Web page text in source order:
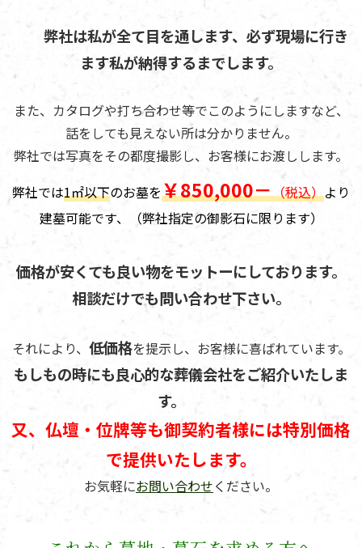
弊社は私が全て目を通します、必ず現場に行き
ます私が納得するまでします。
また、カタログや打ち合わせ等でこのようにしますなど、
話をしても見えない所は分かりません。
弊社では写真をその都度撮影し、お客様にお渡しします。
弊社では1㎡以下のお墓を￥850,000－（税込）より
建墓可能です、（弊社指定の御影石に限ります）
価格が安くても良い物をモットーにしております。
相談だけでも問い合わせ下さい。
それにより、 低価格を提示し、お客様に喜ばれています。
もしもの時にも良心的な葬儀会社をご紹介いたしま
す。
又、仏壇・位牌等も御契約者様には特別価格
で提供いたします。
お気軽にお問い合わせください。